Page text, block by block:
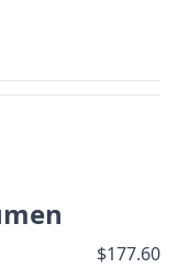
$177.60